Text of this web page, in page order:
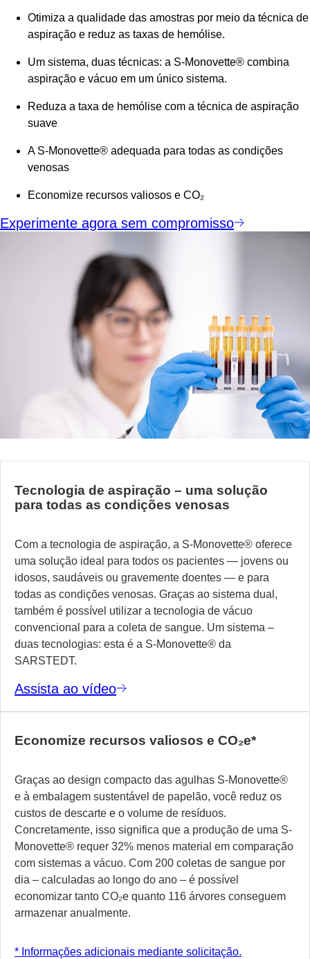
Otimiza a qualidade das amostras por meio da técnica de
aspiração e reduz as taxas de hemólise.
Um sistema, duas técnicas: a S-Monovette® combina
aspiração e vácuo em um único sistema.
Reduza a taxa de hemólise com a técnica de aspiração
suave
A S-Monovette® adequada para todas as condições
venosas
Economize recursos valiosos e CO₂
Experimente agora sem compromisso
Tecnologia de aspiração – uma solução
para todas as condições venosas
Com a tecnologia de aspiração, a S-Monovette® oferece
uma solução ideal para todos os pacientes — jovens ou
idosos, saudáveis ou gravemente doentes — e para
todas as condições venosas. Graças ao sistema dual,
também é possível utilizar a tecnologia de vácuo
convencional para a coleta de sangue. Um sistema –
duas tecnologias: esta é a S-Monovette® da
SARSTEDT.
Assista ao vídeo
Economize recursos valiosos e CO₂e*
Graças ao design compacto das agulhas S-Monovette®
e à embalagem sustentável de papelão, você reduz os
custos de descarte e o volume de resíduos.
Concretamente, isso significa que a produção de uma S-
Monovette® requer 32% menos material em comparação
com sistemas a vácuo. Com 200 coletas de sangue por
dia – calculadas ao longo do ano – é possível
economizar tanto CO₂e quanto 116 árvores conseguem
armazenar anualmente.
* Informações adicionais mediante solicitação.